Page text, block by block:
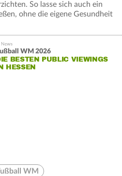
So lasse sich auch ein
ohne die eigene Gesundheit
WM 2026
BESTEN PUBLIC VIEWINGS
HESSEN
WM